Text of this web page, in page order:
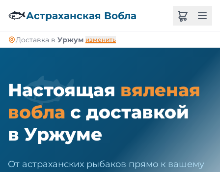
🐟Астраханская Вобла
Доставка в Уржум изменить
🐟
Настоящая вяленая
вобла с доставкой
в Уржуме
От астраханских рыбаков прямо к вашему